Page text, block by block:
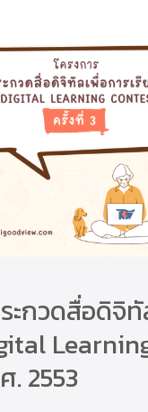
ะกวดสื่อดิจิ
. 2553